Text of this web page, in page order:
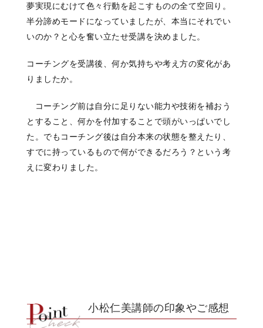
夢実現にむけて色々行動を起こすものの全て空回り。
半分諦めモードになっていましたが、本当にそれでい
いのか？と心を奮い立たせ受講を決めました。
コーチングを受講後、何か気持ちや考え方の変化があ
りましたか。
コーチング前は自分に足りない能力や技術を補おう
とすること、何かを付加することで頭がいっぱいでし
た。でもコーチング後は自分本来の状態を整えたり、
すでに持っているもので何ができるだろう？という考
えに変わりました。
小松仁美講師の印象やご感想